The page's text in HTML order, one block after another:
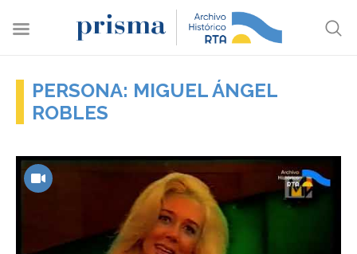
PERSONA: MIGUEL ÁNGEL
ROBLES